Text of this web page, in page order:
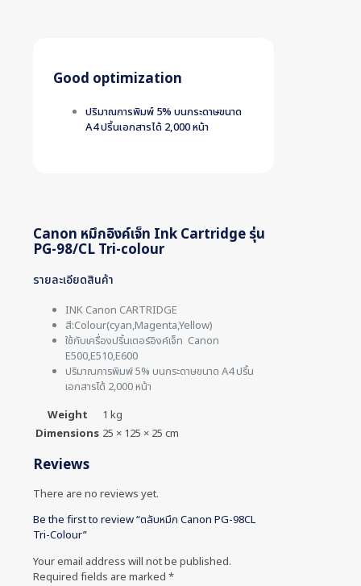
Good optimization
ปริมาณการพิมพ์ 5% บนกระดาษขนาด
A4 ปริ้นเอกสารได้ 2,000 หน้า
Canon หมึกอิงค์เจ็ท Ink Cartridge รุ่น
PG-98/CL Tri-colour
รายละเอียดสินค้า
INK Canon CARTRIDGE
สี:Colour(cyan,Magenta,Yellow)
ใช้กับเครื่องปริ้นเตอร์อิงค์เจ็ท Canon
E500,E510,E600
ปริมาณการพิมพ์ 5% บนกระดาษขนาด A4 ปริ้น
เอกสารได้ 2,000 หน้า
Weight
1 kg
Dimensions 25 × 125 × 25 cm
Reviews
There are no reviews yet.
Be the first to review “ตลับหมึก Canon PG-98CL
Tri-Colour”
Your email address will not be published.
Required fields are marked *